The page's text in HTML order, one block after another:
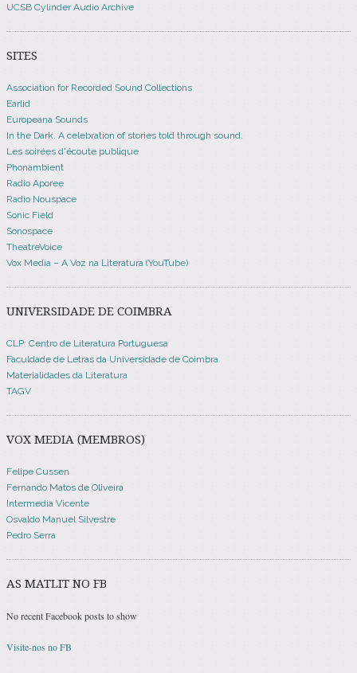
UCSB Cylinder Audio Archive
SITES
Association for Recorded Sound Collections
Earlid
Europeana Sounds
In the Dark. A celebration of stories told through sound.
Les soirées d'écoute publique
Phonambient
Radio Aporee
Radio Nouspace
Sonic Field
Sonospace
TheatreVoice
Vox Media – A Voz na Literatura (YouTube)
UNIVERSIDADE DE COIMBRA
CLP: Centro de Literatura Portuguesa
Faculdade de Letras da Universidade de Coimbra
Materialidades da Literatura
TAGV
VOX MEDIA (MEMBROS)
Felipe Cussen
Fernando Matos de Oliveira
Intermedia Vicente
Osvaldo Manuel Silvestre
Pedro Serra
AS MATLIT NO FB
No recent Facebook posts to show
Visite-nos no FB